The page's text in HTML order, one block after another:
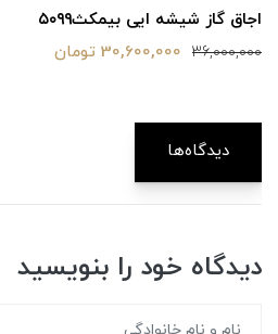
اجاق گاز شیشه ایی بیمکث۵۰۹۹
36,000,000 30,600,000 تومان
دیدگاه‌ها
دیدگاه خود را بنویسید